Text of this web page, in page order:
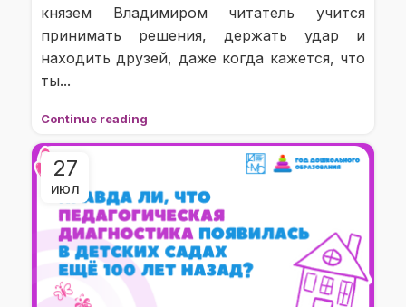
князем Владимиром читатель учится
принимать решения, держать удар и
находить друзей, даже когда кажется, что
ты...
Continue reading
27
ИЮЛ